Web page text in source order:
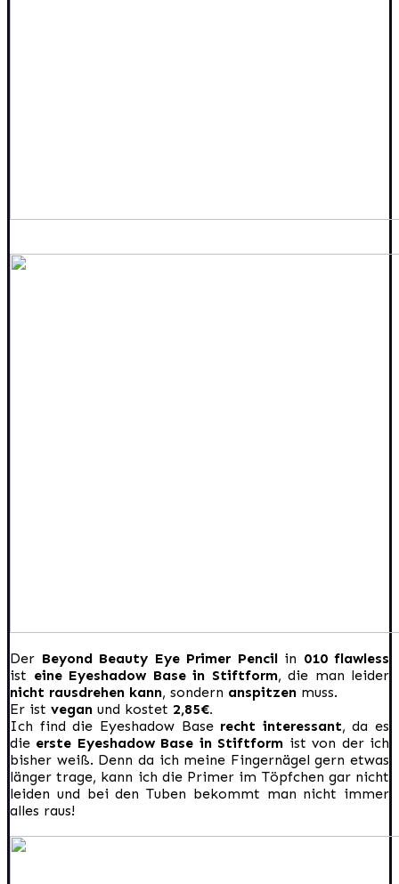
Der Beyond Beauty Eye Primer Pencilin 010 flawless
ist eine Eyeshadow Base in Stiftform, die man leider
nicht rausdrehen kann, sondern anspitzen muss.
Er ist vegan und kostet 2,85€.
Ich find die Eyeshadow Base recht interessant, da es
die erste Eyeshadow Base in Stiftform ist von der ich
bisher weiß. Denn da ich meine Fingernägel gern etwas
länger trage, kann ich die Primer im Töpfchen gar nicht
leiden und bei den Tuben bekommt man nicht immer
alles raus!